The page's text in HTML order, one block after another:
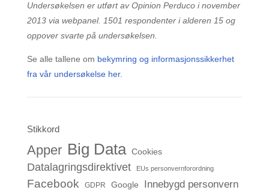
Undersøkelsen er utført av Opinion Perduco i november
2013 via webpanel. 1501 respondenter i alderen 15 og
oppover svarte på undersøkelsen.
Se alle tallene om bekymring og informasjonssikkerhet
fra vår undersøkelse her.
Stikkord
Apper Big Data Cookies
Datalagringsdirektivet EUs personvernforordning
Facebook GDPR Google Innebygd personvern